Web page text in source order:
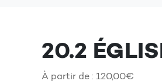
20.2
À partir de : 120,00€